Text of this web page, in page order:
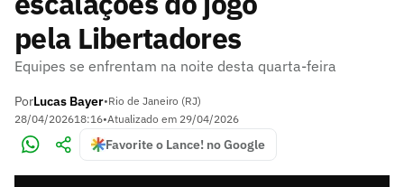
pela Libertadores
Equipes se enfrentam na noite desta quarta-feira
PorLucas Bayer•Rio de Janeiro (RJ)
28/04/202618:16•Atualizado em 29/04/2026
Favorite o Lance! no Google